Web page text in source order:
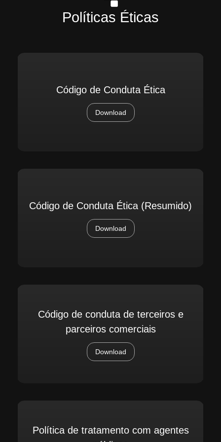
Políticas Éticas
Código de Conduta Ética
Download
Código de Conduta Ética (Resumido)
Download
Código de conduta de terceiros e
parceiros comerciais
Download
Política de tratamento com agentes